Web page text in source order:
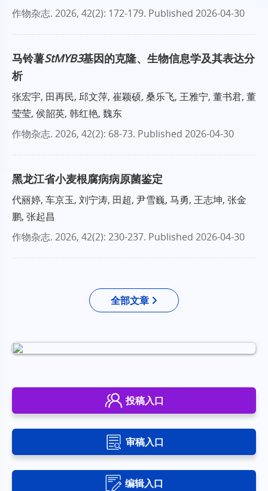
作物杂志. 2026, 42(2): 172-179. Published 2026-04-30
马铃薯StMYB3基因的克隆、生物信息学及其表达分
析
张宏宇, 田再民, 邱文萍, 崔颖硕, 桑乐飞, 王雅宁, 董书君, 董
莹莹, 侯韶英, 韩红艳, 魏东
作物杂志. 2026, 42(2): 68-73. Published 2026-04-30
黑龙江省小麦根腐病病原菌鉴定
代丽婷, 车京玉, 刘宁涛, 田超, 尹雪巍, 马勇, 王志坤, 张金
鹏, 张起昌
作物杂志. 2026, 42(2): 230-237. Published 2026-04-30
全部文章
投稿入口
审稿入口
编辑入口